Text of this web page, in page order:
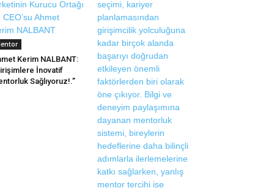
Kerim NALBANT:
İnovatif
Sağlıyoruz!.”